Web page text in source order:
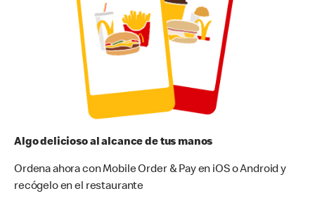
Algo delicioso al alcance de tus manos
Ordena ahora con Mobile Order & Pay en iOS o Android y
recógelo en el restaurante